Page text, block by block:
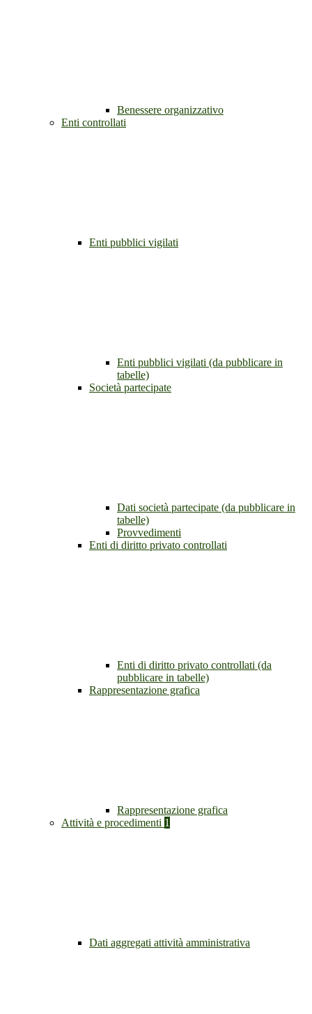
Benessere organizzativo
Enti controllati
Enti pubblici vigilati
Enti pubblici vigilati (da pubblicare in
tabelle)
Società partecipate
Dati società partecipate (da pubblicare in
tabelle)
Provvedimenti
Enti di diritto privato controllati
Enti di diritto privato controllati (da
pubblicare in tabelle)
Rappresentazione grafica
Rappresentazione grafica
Attività e procedimenti 1
Dati aggregati attività amministrativa